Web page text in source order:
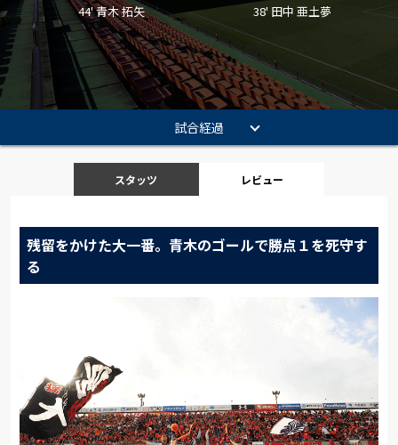
44' 青木 拓矢 38' 田中 亜土夢
試合経過
スタッツ レビュー
残留をかけた大一番。青木のゴールで勝点１を死守す
る